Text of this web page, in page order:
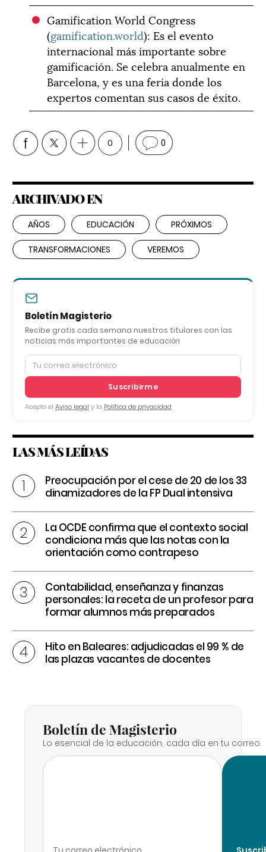
Gamification World Congress
(gamification.world): Es el evento
internacional más importante sobre
gamificación. Se celebra anualmente en
Barcelona, y es una feria donde los
expertos comentan sus casos de éxito.
0 0
ARCHIVADO EN
AÑOS EDUCACIÓN PRÓXIMOS
TRANSFORMACIONES VEREMOS
Boletín Magisterio
Recibe gratis cada semana nuestros titulares con las
noticias más importantes de educación
Suscribirme
Acepto el Aviso legal y la Política de privacidad
LAS MÁS LEÍDAS
Preocupación por el cese de 20 de los 33
dinamizadores de la FP Dual intensiva
La OCDE confirma que el contexto social
condiciona más que las notas con la
orientación como contrapeso
Contabilidad, enseñanza y finanzas
personales: la receta de un profesor para
formar alumnos más preparados
Hito en Baleares: adjudicadas el 99 % de
las plazas vacantes de docentes
Boletín de Magisterio
Lo esencial de la educación, cada día en tu correo.